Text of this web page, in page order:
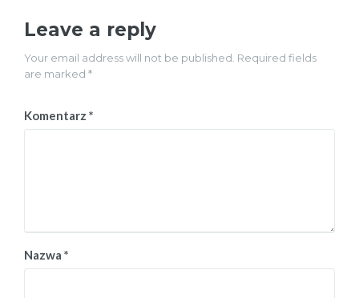
Leave a reply
Your email address will not be published. Required fields
are marked *
Komentarz *
Nazwa *